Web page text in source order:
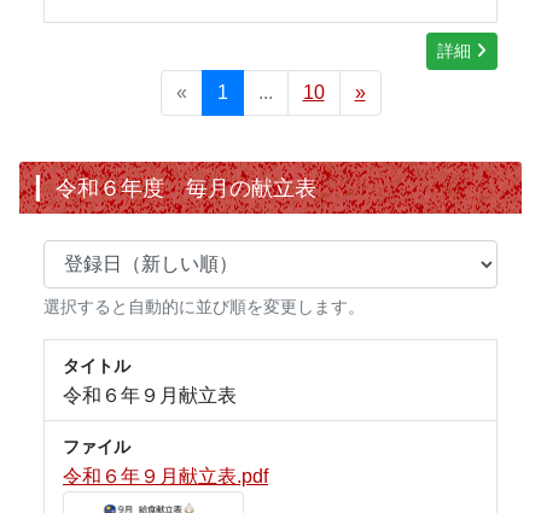
詳細
« 1 ... 10 »
令和６年度 毎月の献立表
選択すると自動的に並び順を変更します。
タイトル
令和６年９月献立表
ファイル
令和６年９月献立表.pdf